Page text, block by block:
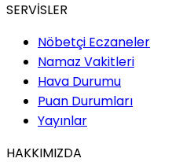
SERVİSLER
Nöbetçi Eczaneler
Namaz Vakitleri
Hava Durumu
Puan Durumları
Yayınlar
HAKKIMIZDA